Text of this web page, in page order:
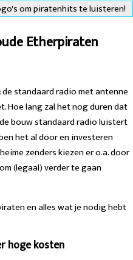
om piratenhits te luisteren!
Etherpiraten
standaard radio met antenne
Hoe lang zal het nog duren dat
bouw standaard radio luistert
het al door en investeren
zenders kiezen er o.a. door
(legaal) verder te gaan
en alles wat je nodig hebt
hoge kosten